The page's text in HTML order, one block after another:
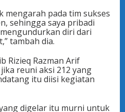
mengarah pada tim sukses
sehingga saya pribadi
diri dari
tambah dia.
Rizieq Razman Arif
reuni aksi 212 yang
itu diisi kegiatan
digelar itu murni untuk